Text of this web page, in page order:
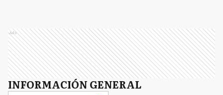
Ads
INFORMACIÓN GENERAL